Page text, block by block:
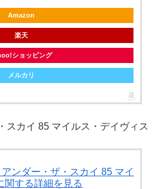
Amazon
楽天
ショッピング
メルカリ
スカイ 85 マイルス・デイヴィス
ンダー・ザ・スカイ 85 マイ
関する詳細を見る